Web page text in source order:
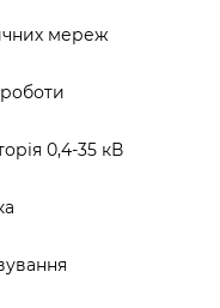
мереж
0,4-35 кВ